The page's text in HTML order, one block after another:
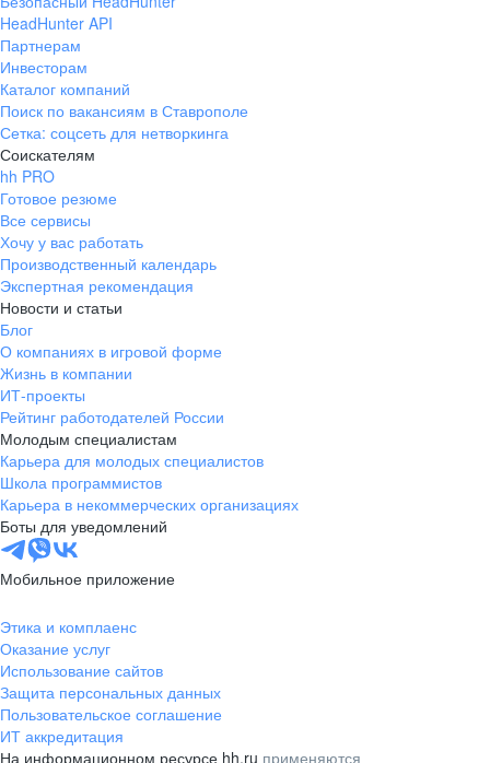
HeadHunter API
Партнерам
Инвесторам
Каталог компаний
Поиск по вакансиям в Ставрополе
Сетка: соцсеть для нетворкинга
Соискателям
hh PRO
Готовое резюме
Все сервисы
Хочу у вас работать
Производственный календарь
Экспертная рекомендация
Новости и статьи
Блог
О компаниях в игровой форме
Жизнь в компании
ИТ-проекты
Рейтинг работодателей России
Молодым специалистам
Карьера для молодых специалистов
Школа программистов
Карьера в некоммерческих организациях
Боты для уведомлений
Мобильное приложение
Этика и комплаенс
Оказание услуг
Использование сайтов
Защита персональных данных
Пользовательское соглашение
ИТ аккредитация
На информационном ресурсе hh.ru применяются